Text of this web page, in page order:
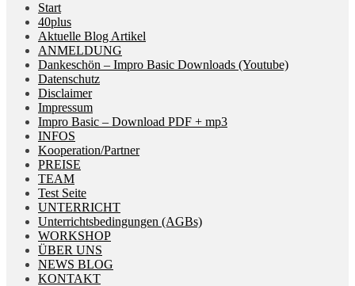
Start
40plus
Aktuelle Blog Artikel
ANMELDUNG
Dankeschön – Impro Basic Downloads (Youtube)
Datenschutz
Disclaimer
Impressum
Impro Basic – Download PDF + mp3
INFOS
Kooperation/Partner
PREISE
TEAM
Test Seite
UNTERRICHT
Unterrichtsbedingungen (AGBs)
WORKSHOP
ÜBER UNS
NEWS BLOG
KONTAKT